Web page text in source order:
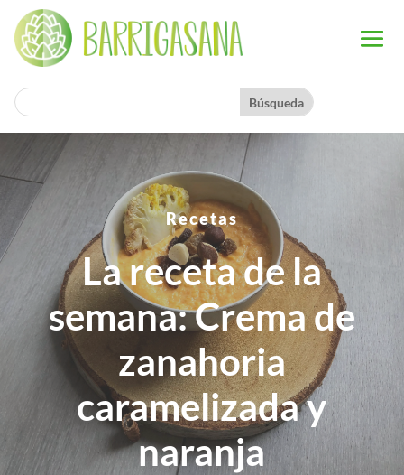
Recetas
La receta de la
semana: Crema de
zanahoria
caramelizada y
naranja